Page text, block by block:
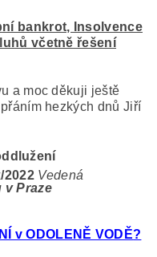
bankrot, Insolvence
včetně řešení
a moc děkuji ještě
hezkých dnů Jiří
2022 Vedená
v Praze
v ODOLENĚ VODĚ?